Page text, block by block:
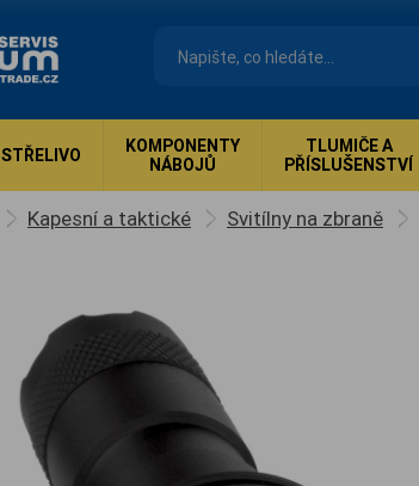
STŘELIVO
KOMPONENTY
NÁBOJŮ
TLUMIČE A
PŘÍSLUŠENSTVÍ
Kapesní a taktické Svitílny na zbraně